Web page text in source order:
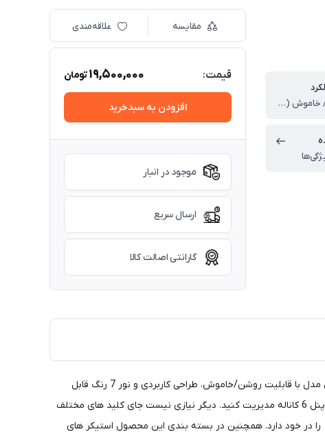
روشن / خاموش (ON/OFF)
مقایسه علاقه‌مندی
قیمت: 19,500,000تومان
افزودن به سبدخرید
موجود در انبار
ارسال سریع
گارانتی اصالت کالا
پنل کلید کنترلی 12 ولت با رله الکترونیکی، گزینه‌ای حرفه‌ای برای کنترل تجهیزات برقی در خودرو های آفرودی، کاروان، قایق و کمپر است. این مدل با قابلیت روشن/خاموش، طراحی کاربردی و نور 7 رنگ قابل
تنظیم، مدیریت مدارهای الکتریکی را ساده‌تر و منظم‌تر می‌کند. شما میتوانید تا 6 مصرف کننده ( پرژکتور ، لایت بار و.... ) را با استفاده از این پنل 6 کاناله مدیریت کنید. دیگر نیازی نیست جای کلید های مختلف
را در خود دارد. همچنین در بسته بندی این محصول استیکر های